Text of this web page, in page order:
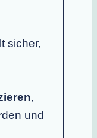
sicher,
,
und